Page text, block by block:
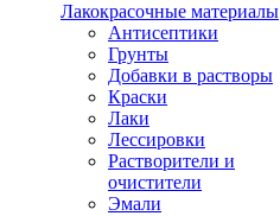
Лакокрасочные материалы
Антисептики
Грунты
Добавки в растворы
Краски
Лаки
Лессировки
Растворители и
очистители
Эмали